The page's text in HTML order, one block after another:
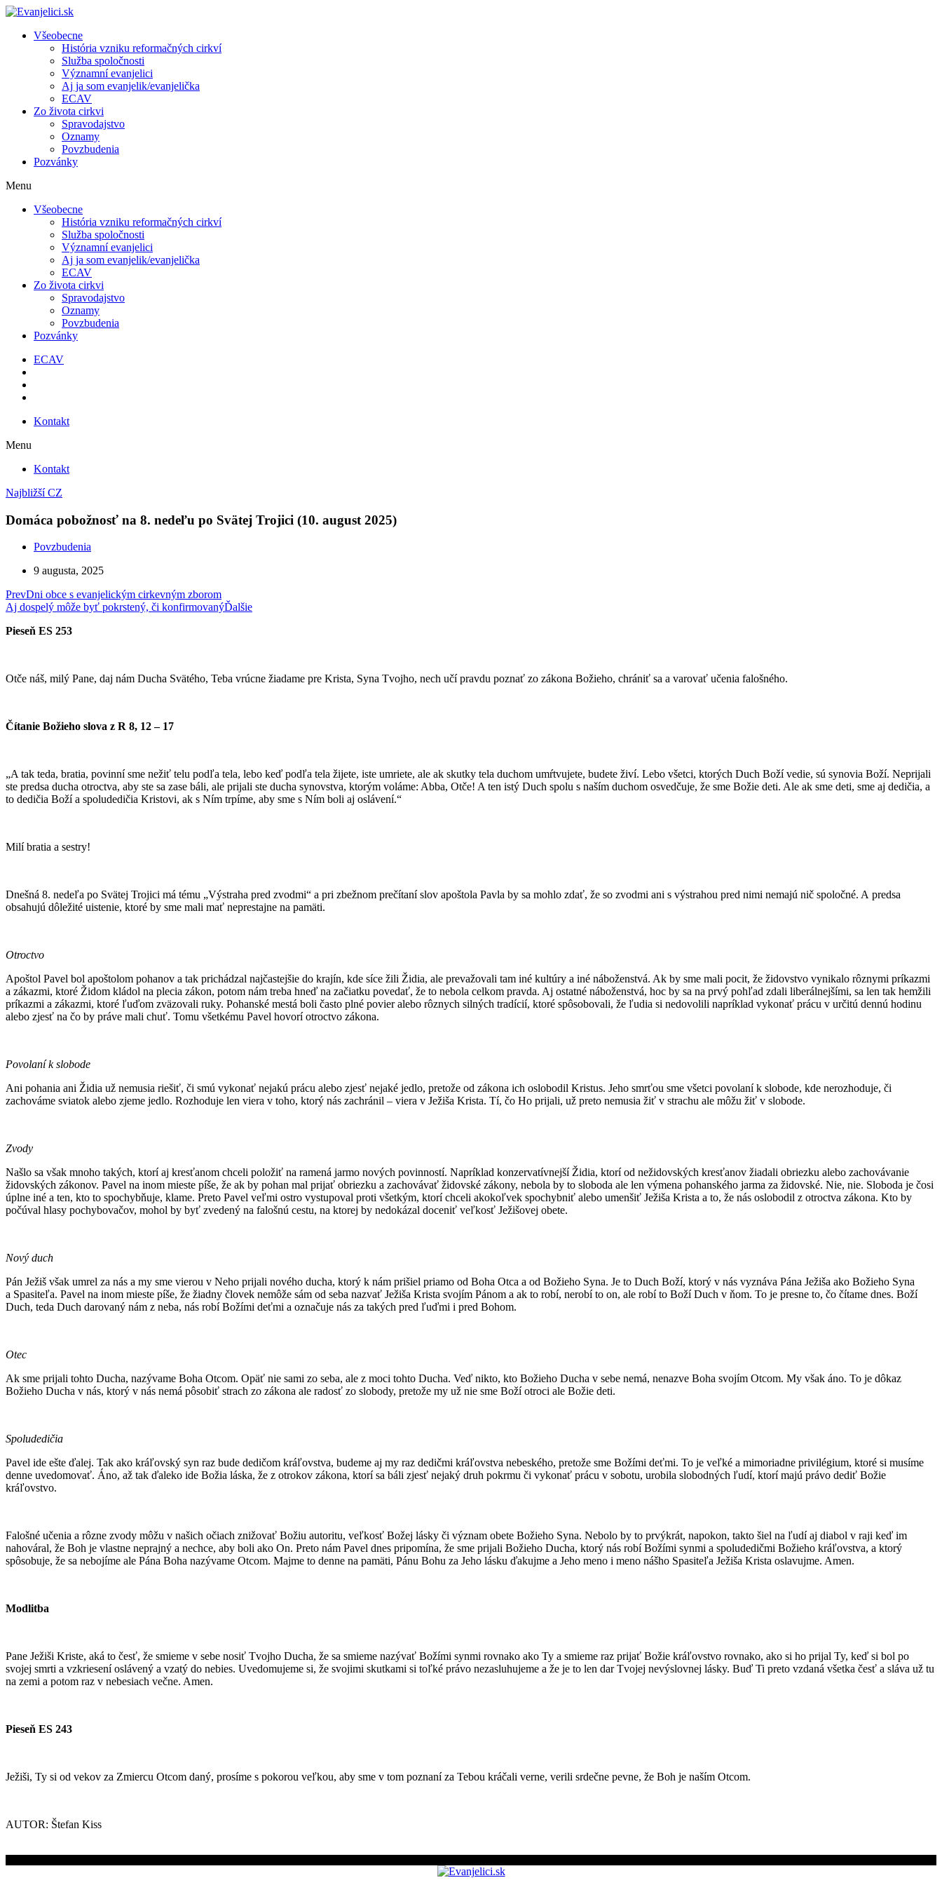
Všeobecne
História vzniku reformačných cirkví
Služba spoločnosti
Významní evanjelici
Aj ja som evanjelik/evanjelička
ECAV
Zo života cirkvi
Spravodajstvo
Oznamy
Povzbudenia
Pozvánky
Menu
Všeobecne
História vzniku reformačných cirkví
Služba spoločnosti
Významní evanjelici
Aj ja som evanjelik/evanjelička
ECAV
Zo života cirkvi
Spravodajstvo
Oznamy
Povzbudenia
Pozvánky
ECAV
Kontakt
Menu
Kontakt
Najbližší CZ
Domáca pobožnosť na 8. nedeľu po Svätej Trojici (10. august 2025)
Povzbudenia
9 augusta, 2025
PrevDni obce s evanjelickým cirkevným zborom
Aj dospelý môže byť pokrstený, či konfirmovanýĎalšie
Pieseň ES 253
Otče náš, milý Pane, daj nám Ducha Svätého, Teba vrúcne žiadame pre Krista, Syna Tvojho, nech učí pravdu poznať zo zákona Božieho, chrániť sa a varovať učenia falošného.
Čítanie Božieho slova z R 8, 12 – 17
„A tak teda, bratia, povinní sme nežiť telu podľa tela, lebo keď podľa tela žijete, iste umriete, ale ak skutky tela duchom umŕtvujete, budete živí. Lebo všetci, ktorých Duch Boží vedie, sú synovia Boží. Neprijali
ste predsa ducha otroctva, aby ste sa zase báli, ale prijali ste ducha synovstva, ktorým voláme: Abba, Otče! A ten istý Duch spolu s naším duchom osvedčuje, že sme Božie deti. Ale ak sme deti, sme aj dedičia, a
to dedičia Boží a spoludedičia Kristovi, ak s Ním trpíme, aby sme s Ním boli aj oslávení.“
Milí bratia a sestry!
Dnešná 8. nedeľa po Svätej Trojici má tému „Výstraha pred zvodmi“ a pri zbežnom prečítaní slov apoštola Pavla by sa mohlo zdať, že so zvodmi ani s výstrahou pred nimi nemajú nič spoločné. A predsa
obsahujú dôležité uistenie, ktoré by sme mali mať neprestajne na pamäti.
Otroctvo
Apoštol Pavel bol apoštolom pohanov a tak prichádzal najčastejšie do krajín, kde síce žili Židia, ale prevažovali tam iné kultúry a iné náboženstvá. Ak by sme mali pocit, že židovstvo vynikalo rôznymi príkazmi
a zákazmi, ktoré Židom kládol na plecia zákon, potom nám treba hneď na začiatku povedať, že to nebola celkom pravda. Aj ostatné náboženstvá, hoc by sa na prvý pohľad zdali liberálnejšími, sa len tak hemžili
príkazmi a zákazmi, ktoré ľuďom zväzovali ruky. Pohanské mestá boli často plné povier alebo rôznych silných tradícií, ktoré spôsobovali, že ľudia si nedovolili napríklad vykonať prácu v určitú dennú hodinu
alebo zjesť na čo by práve mali chuť. Tomu všetkému Pavel hovorí otroctvo zákona.
Povolaní k slobode
Ani pohania ani Židia už nemusia riešiť, či smú vykonať nejakú prácu alebo zjesť nejaké jedlo, pretože od zákona ich oslobodil Kristus. Jeho smrťou sme všetci povolaní k slobode, kde nerozhoduje, či
zachováme sviatok alebo zjeme jedlo. Rozhoduje len viera v toho, ktorý nás zachránil – viera v Ježiša Krista. Tí, čo Ho prijali, už preto nemusia žiť v strachu ale môžu žiť v slobode.
Zvody
Našlo sa však mnoho takých, ktorí aj kresťanom chceli položiť na ramená jarmo nových povinností. Napríklad konzervatívnejší Židia, ktorí od nežidovských kresťanov žiadali obriezku alebo zachovávanie
židovských zákonov. Pavel na inom mieste píše, že ak by pohan mal prijať obriezku a zachovávať židovské zákony, nebola by to sloboda ale len výmena pohanského jarma za židovské. Nie, nie. Sloboda je čosi
úplne iné a ten, kto to spochybňuje, klame. Preto Pavel veľmi ostro vystupoval proti všetkým, ktorí chceli akokoľvek spochybniť alebo umenšiť Ježiša Krista a to, že nás oslobodil z otroctva zákona. Kto by
počúval hlasy pochybovačov, mohol by byť zvedený na falošnú cestu, na ktorej by nedokázal doceniť veľkosť Ježišovej obete.
Nový duch
Pán Ježiš však umrel za nás a my sme vierou v Neho prijali nového ducha, ktorý k nám prišiel priamo od Boha Otca a od Božieho Syna. Je to Duch Boží, ktorý v nás vyznáva Pána Ježiša ako Božieho Syna
a Spasiteľa. Pavel na inom mieste píše, že žiadny človek nemôže sám od seba nazvať Ježiša Krista svojím Pánom a ak to robí, nerobí to on, ale robí to Boží Duch v ňom. To je presne to, čo čítame dnes. Boží
Duch, teda Duch darovaný nám z neba, nás robí Božími deťmi a označuje nás za takých pred ľuďmi i pred Bohom.
Otec
Ak sme prijali tohto Ducha, nazývame Boha Otcom. Opäť nie sami zo seba, ale z moci tohto Ducha. Veď nikto, kto Božieho Ducha v sebe nemá, nenazve Boha svojím Otcom. My však áno. To je dôkaz
Božieho Ducha v nás, ktorý v nás nemá pôsobiť strach zo zákona ale radosť zo slobody, pretože my už nie sme Boží otroci ale Božie deti.
Spoludedičia
Pavel ide ešte ďalej. Tak ako kráľovský syn raz bude dedičom kráľovstva, budeme aj my raz dedičmi kráľovstva nebeského, pretože sme Božími deťmi. To je veľké a mimoriadne privilégium, ktoré si musíme
denne uvedomovať. Áno, až tak ďaleko ide Božia láska, že z otrokov zákona, ktorí sa báli zjesť nejaký druh pokrmu či vykonať prácu v sobotu, urobila slobodných ľudí, ktorí majú právo dediť Božie
kráľovstvo.
Falošné učenia a rôzne zvody môžu v našich očiach znižovať Božiu autoritu, veľkosť Božej lásky či význam obete Božieho Syna. Nebolo by to prvýkrát, napokon, takto šiel na ľudí aj diabol v raji keď im
nahováral, že Boh je vlastne neprajný a nechce, aby boli ako On. Preto nám Pavel dnes pripomína, že sme prijali Božieho Ducha, ktorý nás robí Božími synmi a spoludedičmi Božieho kráľovstva, a ktorý
spôsobuje, že sa nebojíme ale Pána Boha nazývame Otcom. Majme to denne na pamäti, Pánu Bohu za Jeho lásku ďakujme a Jeho meno i meno nášho Spasiteľa Ježiša Krista oslavujme. Amen.
Modlitba
Pane Ježiši Kriste, aká to česť, že smieme v sebe nosiť Tvojho Ducha, že sa smieme nazývať Božími synmi rovnako ako Ty a smieme raz prijať Božie kráľovstvo rovnako, ako si ho prijal Ty, keď si bol po
svojej smrti a vzkriesení oslávený a vzatý do nebies. Uvedomujeme si, že svojimi skutkami si toľké právo nezasluhujeme a že je to len dar Tvojej nevýslovnej lásky. Buď Ti preto vzdaná všetka česť a sláva už tu
na zemi a potom raz v nebesiach večne. Amen.
Pieseň ES 243
Ježiši, Ty si od vekov za Zmiercu Otcom daný, prosíme s pokorou veľkou, aby sme v tom poznaní za Tebou kráčali verne, verili srdečne pevne, že Boh je naším Otcom.
AUTOR: Štefan Kiss